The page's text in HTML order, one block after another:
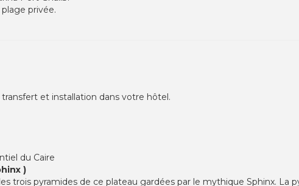
privée.
et installation dans votre hôtel.
du Caire
)
trois pyramides de ce plateau gardées par le mythique Sphinx. La